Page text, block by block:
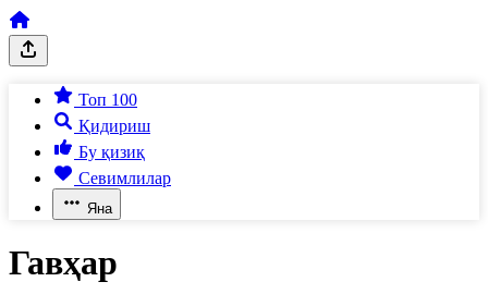
Топ 100
Қидириш
Бу қизиқ
Севимлилар
Яна
Гавҳар